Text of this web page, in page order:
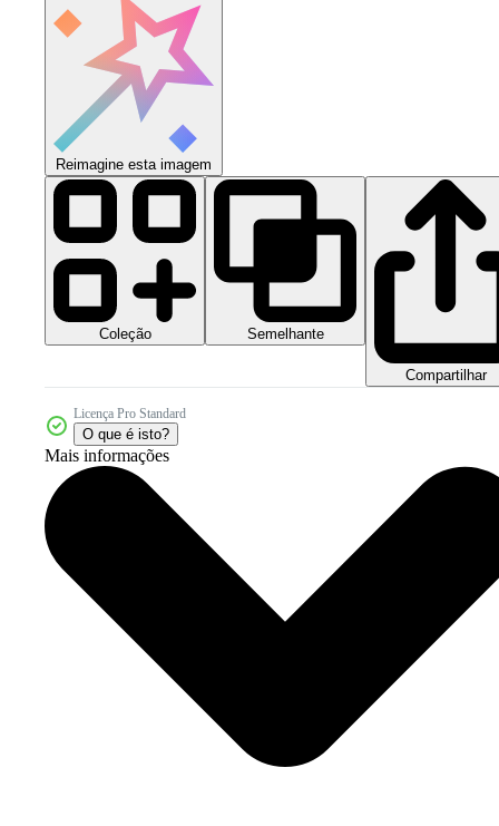
Reimagine esta imagem
Coleção Semelhante
Compartilhar
Licença Pro Standard
O que é isto?
Mais informações